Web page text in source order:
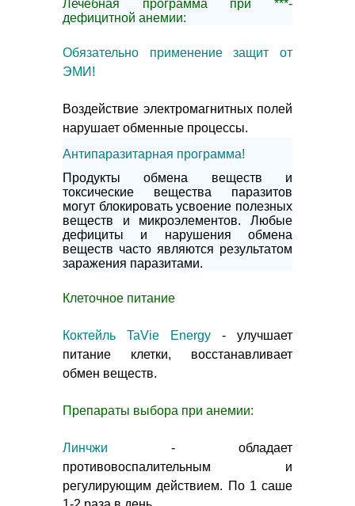
Лечебная программа при ***-
дефицитной анемии:
Обязательно применение защит от
ЭМИ!
Воздействие электромагнитных полей
нарушает обменные процессы.
Антипаразитарная программа!
Продукты обмена веществ и
токсические вещества паразитов
могут блокировать усвоение полезных
веществ и микроэлементов. Любые
дефициты и нарушения обмена
веществ часто являются результатом
заражения паразитами.
Клеточное питание
Коктейль TaVie Energy - улучшает
питание клетки, восстанавливает
обмен веществ.
Препараты выбора при анемии:
Линчжи - обладает
противовоспалительным и
регулирующим действием. По 1 саше